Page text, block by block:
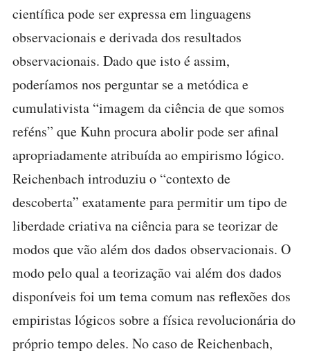
científica pode ser expressa em linguagens
observacionais e derivada dos resultados
observacionais. Dado que isto é assim,
poderíamos nos perguntar se a metódica e
cumulativista “imagem da ciência de que somos
reféns” que Kuhn procura abolir pode ser afinal
apropriadamente atribuída ao empirismo lógico.
Reichenbach introduziu o “contexto de
descoberta” exatamente para permitir um tipo de
liberdade criativa na ciência para se teorizar de
modos que vão além dos dados observacionais. O
modo pelo qual a teorização vai além dos dados
disponíveis foi um tema comum nas reflexões dos
empiristas lógicos sobre a física revolucionária do
próprio tempo deles. No caso de Reichenbach,